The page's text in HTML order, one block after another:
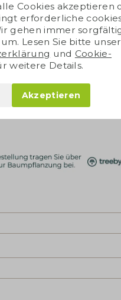
Cookies akzeptieren
erforderliche
gehen immer
Lesen Sie bitte
und Cookie-
weitere Details.
Akzeptieren